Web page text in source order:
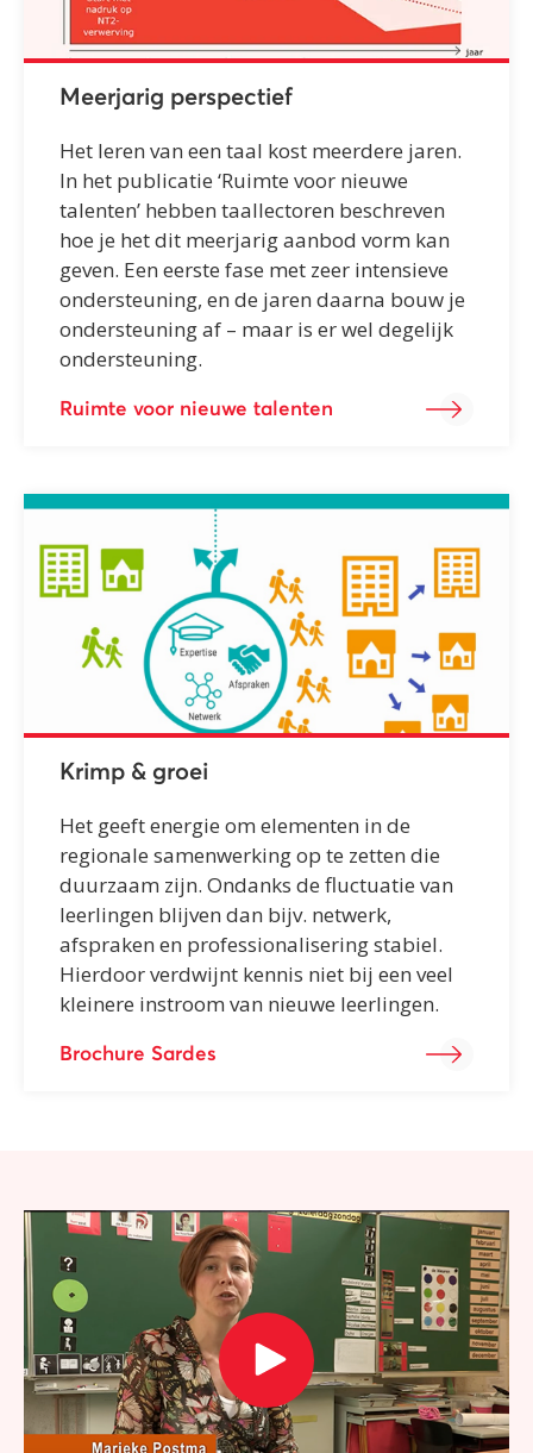
Meerjarig perspectief
Het leren van een taal kost meerdere jaren.
In het publicatie ‘Ruimte voor nieuwe
talenten’ hebben taallectoren beschreven
hoe je het dit meerjarig aanbod vorm kan
geven. Een eerste fase met zeer intensieve
ondersteuning, en de jaren daarna bouw je
ondersteuning af – maar is er wel degelijk
ondersteuning.
Ruimte voor nieuwe talenten
Krimp & groei
Het geeft energie om elementen in de
regionale samenwerking op te zetten die
duurzaam zijn. Ondanks de fluctuatie van
leerlingen blijven dan bijv. netwerk,
afspraken en professionalisering stabiel.
Hierdoor verdwijnt kennis niet bij een veel
kleinere instroom van nieuwe leerlingen.
Brochure Sardes